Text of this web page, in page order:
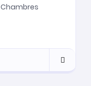
Chambres